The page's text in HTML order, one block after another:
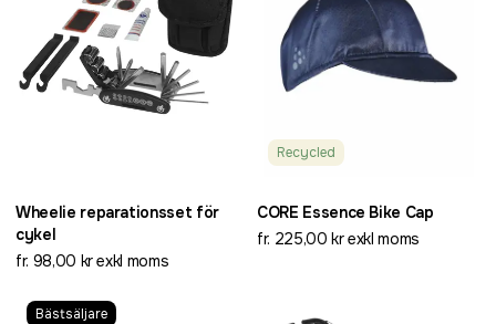
Wheelie reparationsset för
cykel
fr. 98,00 kr exkl moms
Recycled
CORE Essence Bike Cap
fr. 225,00 kr exkl moms
Bästsäljare